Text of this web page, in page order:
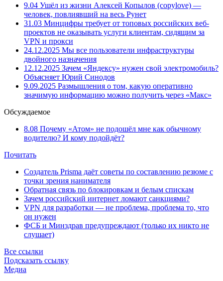
9.04 Ушёл из жизни Алексей Копылов (copylove) —
человек, повлиявший на весь Рунет
31.03 Минцифры требует от топовых российских веб-
проектов не оказывать услуги клиентам, сидящим за
VPN и прокси
24.12.2025 Мы все пользователи инфраструктуры
двойного назначения
12.12.2025 Зачем «Яндексу» нужен свой электромобиль?
Объясняет Юрий Синодов
9.09.2025 Размышления о том, какую оперативно
значимую информацию можно получить через «Макс»
Обсуждаемое
8.08 Почему «Атом» не подошёл мне как обычному
водителю? И кому подойдёт?
Почитать
Создатель Prisma даёт советы по составлению резюме с
точки зрения нанимателя
Обратная связь по блокировкам и белым спискам
Зачем российский интернет ломают санкциями?
VPN для разработки — не проблема, проблема то, что
он нужен
ФСБ и Минздрав предупреждают (только их никто не
слушает)
Все ссылки
Подсказать ссылку
Медиа